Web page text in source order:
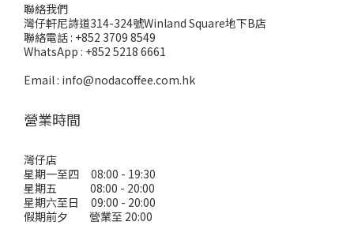
聯絡我們
灣仔軒尼詩道314-324號Winland Square地下B店
聯絡電話 : +852 3709 8549
WhatsApp : +852 5218 6661
Email : info@nodacoffee.com.hk
營業時間
灣仔店
星期一至四 08:00 - 19:30
星期五 08:00 - 20:00
星期六至日 09:00 - 20:00
假期前夕 營業至 20:00